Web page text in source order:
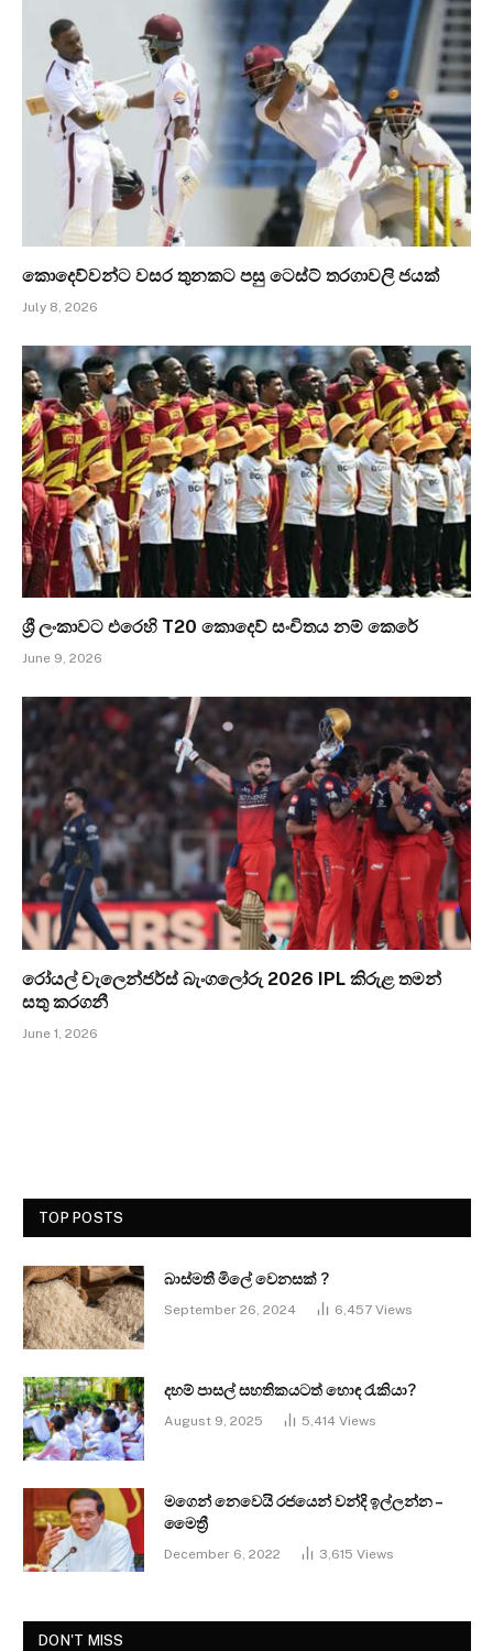
කොදෙව්වන්ට වසර තුනකට පසු ටෙස්ට් තරගාවලි ජයක්
July 8, 2026
ශ්‍රී ලංකාවට එරෙහි T20 කොදෙව් සංචිතය නම් කෙරේ
June 9, 2026
රෝයල් චැලෙන්ජර්ස් බැංගලෝරු 2026 IPL කිරුළ තමන්
සතු කරගනී
June 1, 2026
TOP POSTS
බාස්මතී මිලේ වෙනසක් ?
September 26, 2024 6,457 Views
දහම් පාසල් සහතිකයටත් හොඳ රැකියා?
August 9, 2025 5,414 Views
මගෙන් නෙවෙයි රජයෙන් වන්දි ඉල්ලන්න –
මෛත්‍රී
December 6, 2022 3,615 Views
DON'T MISS